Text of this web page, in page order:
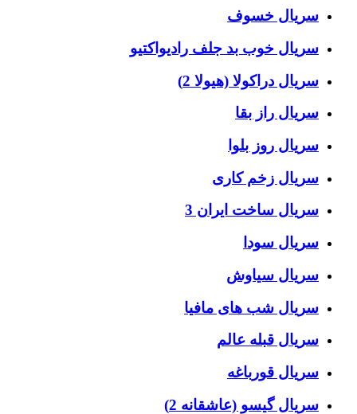
سریال خسوف
سریال خوب بد جلف رادیواکتیو
سریال دراکولا (هیولا 2)
سریال راز بقا
سریال روز بلوا
سریال زخم کاری
سریال ساخت ایران 3
سریال سودا
سریال سیاوش
سریال شب های مافیا
سریال قبله عالم
سریال قورباغه
سریال گیسو (عاشقانه 2)